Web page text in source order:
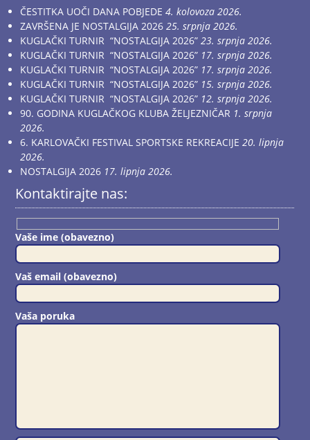
ČESTITKA UOČI DANA POBJEDE 4. kolovoza 2026.
ZAVRŠENA JE NOSTALGIJA 2026 25. srpnja 2026.
KUGLAČKI TURNIR “NOSTALGIJA 2026” 23. srpnja 2026.
KUGLAČKI TURNIR “NOSTALGIJA 2026” 17. srpnja 2026.
KUGLAČKI TURNIR “NOSTALGIJA 2026” 17. srpnja 2026.
KUGLAČKI TURNIR “NOSTALGIJA 2026” 15. srpnja 2026.
KUGLAČKI TURNIR “NOSTALGIJA 2026” 12. srpnja 2026.
90. GODINA KUGLAČKOG KLUBA ŽELJEZNIČAR 1. srpnja
2026.
6. KARLOVAČKI FESTIVAL SPORTSKE REKREACIJE 20. lipnja
2026.
NOSTALGIJA 2026 17. lipnja 2026.
Kontaktirajte nas:
Vaše ime (obavezno)
Vaš email (obavezno)
Vaša poruka